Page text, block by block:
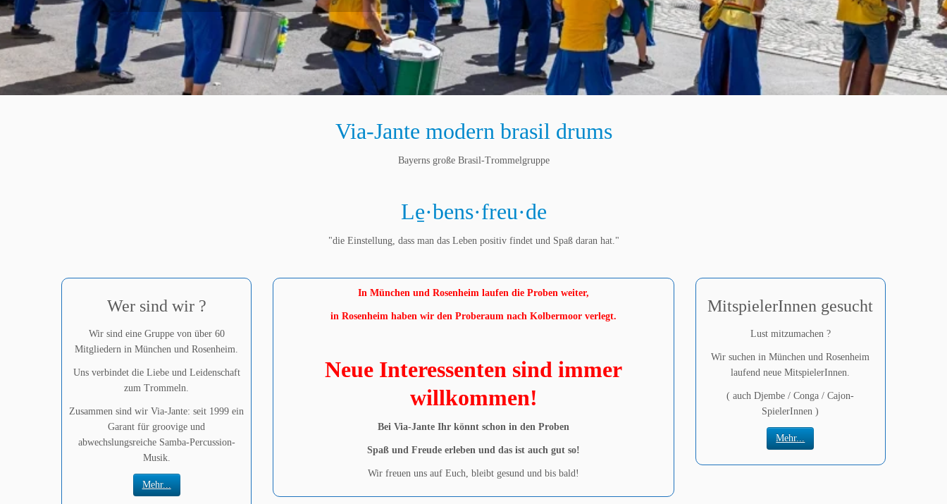
Via-Jante modern brasil drums
Bayerns große Brasil-Trommelgruppe
Le̱·bens·freu·de
"die Einstellung, dass man das Leben positiv findet und Spaß daran hat."
Wer sind wir ?
Wir sind eine Gruppe von über 60
Mitgliedern in München und Rosenheim.
Uns verbindet die Liebe und Leidenschaft
zum Trommeln.
Zusammen sind wir Via-Jante: seit 1999 ein
Garant für groovige und
abwechslungsreiche Samba-Percussion-
Musik.
Mehr...
In München und Rosenheim laufen die Proben weiter,
in Rosenheim haben wir den Proberaum nach Kolbermoor verlegt.
Neue Interessenten sind immer
willkommen!
Bei Via-Jante Ihr könnt schon in den Proben
Spaß und Freude erleben und das ist auch gut so!
Wir freuen uns auf Euch, bleibt gesund und bis bald!
MitspielerInnen gesucht
Lust mitzumachen ?
Wir suchen in München und Rosenheim
laufend neue MitspielerInnen.
( auch Djembe / Conga / Cajon-
SpielerInnen )
Mehr...